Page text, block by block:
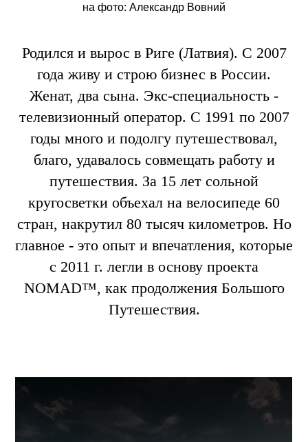
на фото: Александр Вовний
Родился и вырос в Риге (Латвия). С 2007
года живу и строю бизнес в России.
Женат, два сына. Экс-специальность -
телевизионный оператор. С 1991 по 2007
годы много и подолгу путешествовал,
благо, удавалось совмещать работу и
путешествия. За 15 лет сольной
кругосветки объехал на велосипеде 60
стран, накрутил 80 тысяч километров. Но
главное - это опыт и впечатления, которые
с 2011 г. легли в основу проекта
NOMAD™, как продолжения Большого
Путешествия.